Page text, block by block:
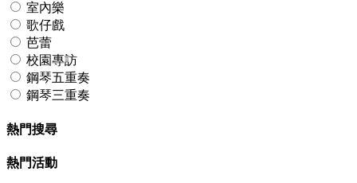
室內樂
歌仔戲
芭蕾
校園專訪
鋼琴五重奏
鋼琴三重奏
熱門搜尋
熱門活動